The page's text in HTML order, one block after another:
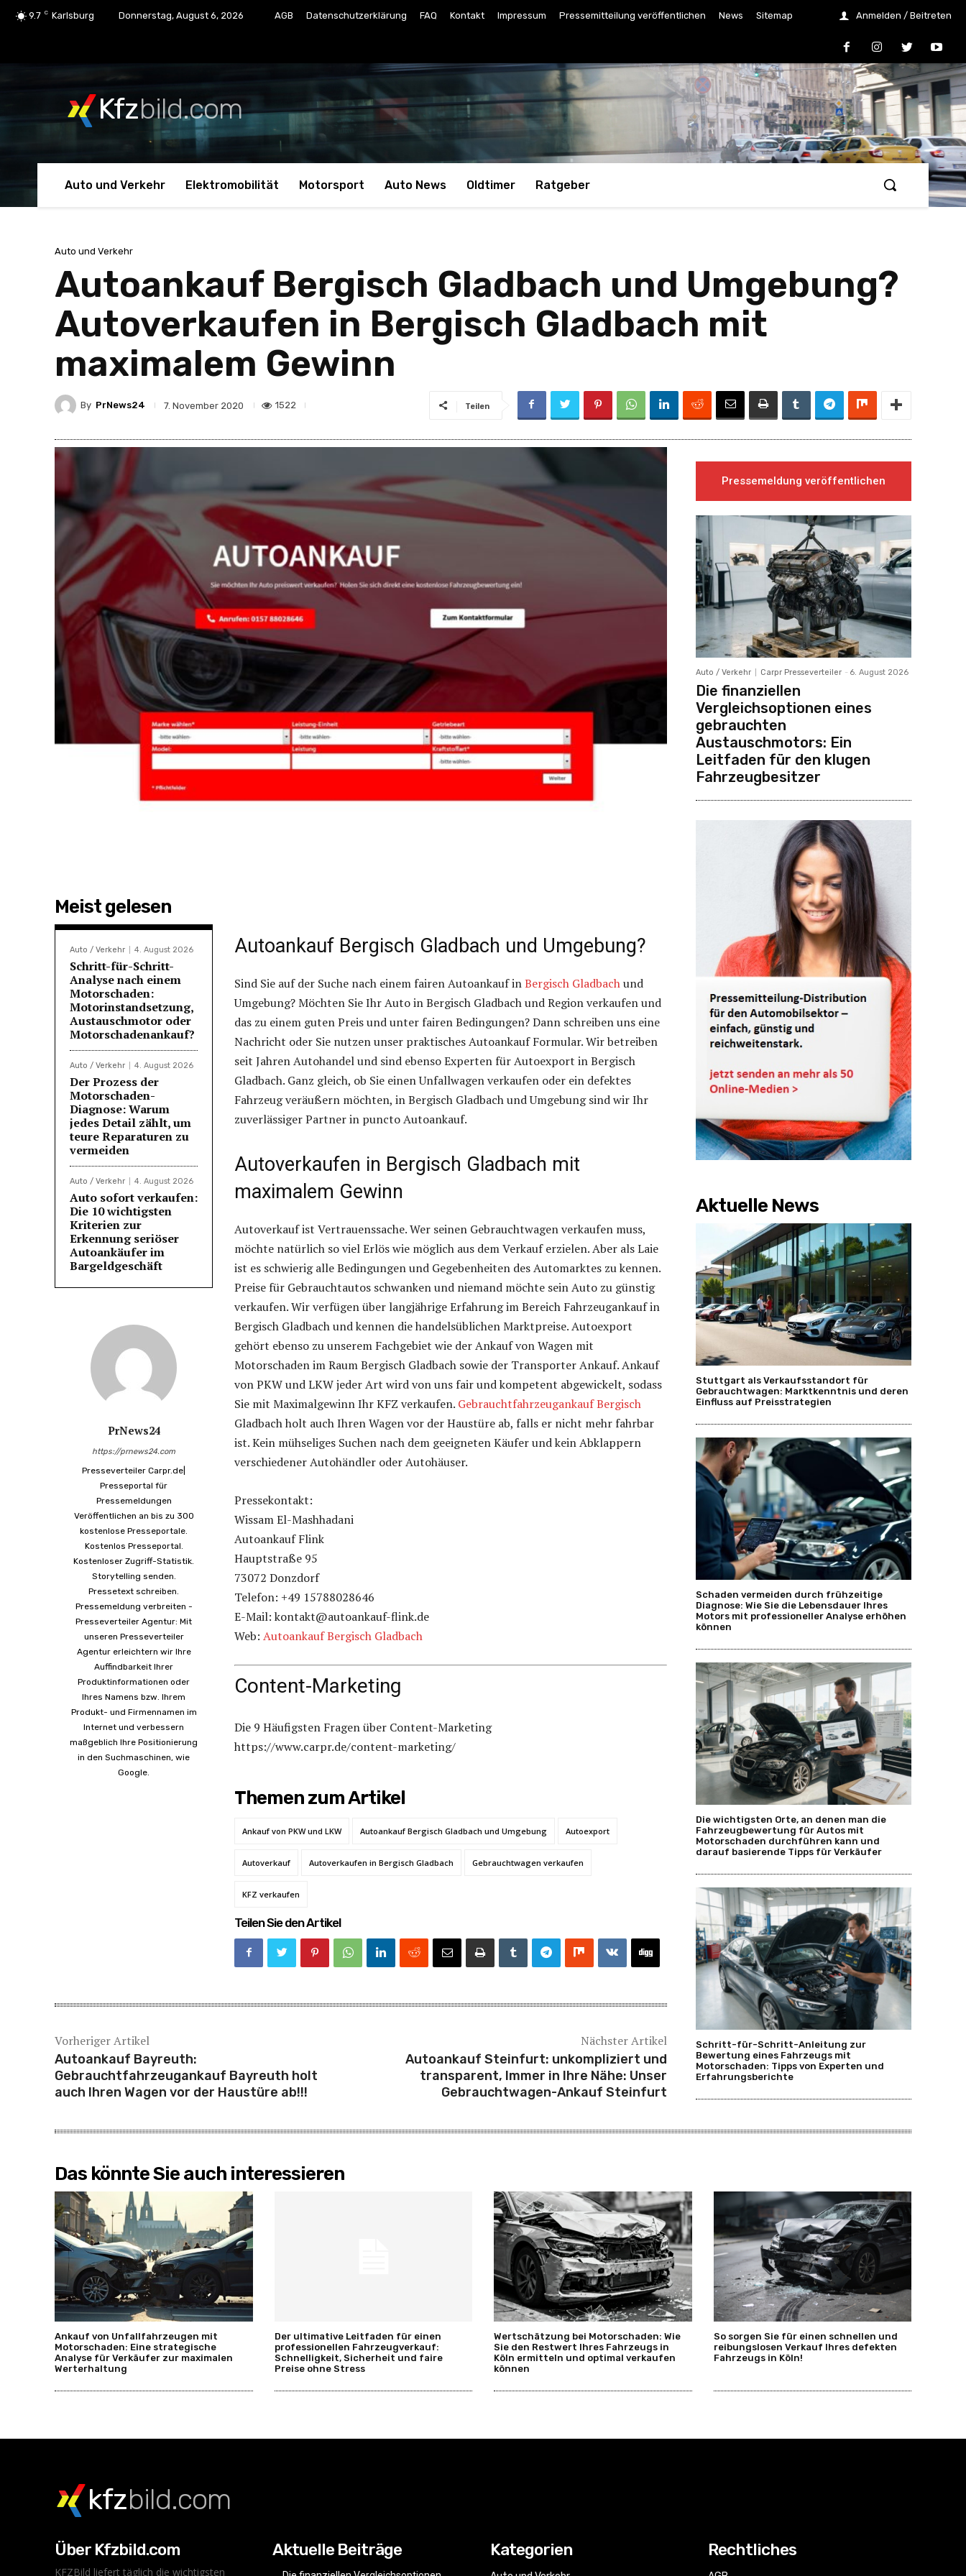
9.7 C Karlsburg Donnerstag, August 6, 2026 AGB Datenschutzerklärung FAQ Kontakt Impressum Pressemitteilung veröffentlichen News Sitemap Anmelden / Beitreten
Kfzbild.com
Auto und Verkehr Elektromobilität Motorsport Auto News Oldtimer Ratgeber
Auto und Verkehr
Autoankauf Bergisch Gladbach und Umgebung?
Autoverkaufen in Bergisch Gladbach mit
maximalem Gewinn
By PrNews24 7. November 2020 1522 Teilen
Meist gelesen
Auto / Verkehr 4. August 2026
Schritt-für-Schritt-
Analyse nach einem
Motorschaden:
Motorinstandsetzung,
Austauschmotor oder
Motorschadenankauf?
Auto / Verkehr 4. August 2026
Der Prozess der
Motorschaden-
Diagnose: Warum
jedes Detail zählt, um
teure Reparaturen zu
vermeiden
Auto / Verkehr 4. August 2026
Auto sofort verkaufen:
Die 10 wichtigsten
Kriterien zur
Erkennung seriöser
Autoankäufer im
Bargeldgeschäft
PrNews24
https://prnews24.com
Presseverteiler Carpr.de|
Presseportal für
Pressemeldungen
Veröffentlichen an bis zu 300
kostenlose Presseportale.
Kostenlos Presseportal.
Kostenloser Zugriff-Statistik.
Storytelling senden.
Pressetext schreiben.
Pressemeldung verbreiten -
Presseverteiler Agentur: Mit
unseren Presseverteiler
Agentur erleichtern wir Ihre
Auffindbarkeit Ihrer
Produktinformationen oder
Ihres Namens bzw. Ihrem
Produkt- und Firmennamen im
Internet und verbessern
maßgeblich Ihre Positionierung
in den Suchmaschinen, wie
Google.
Autoankauf Bergisch Gladbach und Umgebung?
Sind Sie auf der Suche nach einem fairen Autoankauf inBergisch Gladbachund
Umgebung? Möchten Sie Ihr Auto in Bergisch Gladbach und Region verkaufen und
das zu einem guten Preis und unter fairen Bedingungen? Dann schreiben uns eine
Nachricht oder Sie nutzen unser praktisches Autoankauf Formular. Wir betreiben
seit Jahren Autohandel und sind ebenso Experten für Autoexport in Bergisch
Gladbach. Ganz gleich, ob Sie einen Unfallwagen verkaufen oder ein defektes
Fahrzeug veräußern möchten, in Bergisch Gladbach und Umgebung sind wir Ihr
zuverlässiger Partner in puncto Autoankauf.
Autoverkaufen in Bergisch Gladbach mit
maximalem Gewinn
Autoverkauf ist Vertrauenssache. Wer seinen Gebrauchtwagen verkaufen muss,
möchte natürlich so viel Erlös wie möglich aus dem Verkauf erzielen. Aber als Laie
ist es schwierig alle Bedingungen und Gegebenheiten des Automarktes zu kennen.
Preise für Gebrauchtautos schwanken und niemand möchte sein Auto zu günstig
verkaufen. Wir verfügen über langjährige Erfahrung im Bereich Fahrzeugankauf in
Bergisch Gladbach und kennen die handelsüblichen Marktpreise. Autoexport
gehört ebenso zu unserem Fachgebiet wie der Ankauf von Wagen mit
Motorschaden im Raum Bergisch Gladbach sowie der Transporter Ankauf. Ankauf
von PKW und LKW jeder Art wird von uns fair und kompetent abgewickelt, sodass
Sie mit Maximalgewinn Ihr KFZ verkaufen. Gebrauchtfahrzeugankauf Bergisch
Gladbach holt auch Ihren Wagen vor der Haustüre ab, falls er nicht mehr fahrbar
ist. Kein mühseliges Suchen nach dem geeigneten Käufer und kein Abklappern
verschiedener Autohändler oder Autohäuser.
Pressekontakt:
Wissam El-Mashhadani
Autoankauf Flink
Hauptstraße 95
73072 Donzdorf
Telefon: +49 15788028646
E-Mail: kontakt@autoankauf-flink.de
Web: Autoankauf Bergisch Gladbach
Content-Marketing
Die 9 Häufigsten Fragen über Content-Marketing
https://www.carpr.de/content-marketing/
Themen zum Artikel
Ankauf von PKW und LKW Autoankauf Bergisch Gladbach und Umgebung Autoexport
Autoverkauf Autoverkaufen in Bergisch Gladbach Gebrauchtwagen verkaufen
KFZ verkaufen
Teilen Sie den Artikel
Vorheriger Artikel
Autoankauf Bayreuth:
Gebrauchtfahrzeugankauf Bayreuth holt
auch Ihren Wagen vor der Haustüre ab!!!
Nächster Artikel
Autoankauf Steinfurt: unkompliziert und
transparent, Immer in Ihre Nähe: Unser
Gebrauchtwagen-Ankauf Steinfurt
Pressemeldung veröffentlichen
Auto / Verkehr Carpr Presseverteiler - 6. August 2026
Die finanziellen
Vergleichsoptionen eines
gebrauchten
Austauschmotors: Ein
Leitfaden für den klugen
Fahrzeugbesitzer
Aktuelle News
Stuttgart als Verkaufsstandort für
Gebrauchtwagen: Marktkenntnis und deren
Einfluss auf Preisstrategien
Schaden vermeiden durch frühzeitige
Diagnose: Wie Sie die Lebensdauer Ihres
Motors mit professioneller Analyse erhöhen
können
Die wichtigsten Orte, an denen man die
Fahrzeugbewertung für Autos mit
Motorschaden durchführen kann und
darauf basierende Tipps für Verkäufer
Schritt-für-Schritt-Anleitung zur
Bewertung eines Fahrzeugs mit
Motorschaden: Tipps von Experten und
Erfahrungsberichte
Das könnte Sie auch interessieren
Ankauf von Unfallfahrzeugen mit
Motorschaden: Eine strategische
Analyse für Verkäufer zur maximalen
Werterhaltung
Der ultimative Leitfaden für einen
professionellen Fahrzeugverkauf:
Schnelligkeit, Sicherheit und faire
Preise ohne Stress
Wertschätzung bei Motorschaden: Wie
Sie den Restwert Ihres Fahrzeugs in
Köln ermitteln und optimal verkaufen
können
So sorgen Sie für einen schnellen und
reibungslosen Verkauf Ihres defekten
Fahrzeugs in Köln!
kfzbild.com
Über Kfzbild.com
KFZBild liefert täglich die wichtigsten
Aktuelle Beiträge Kategorien Rechtliches